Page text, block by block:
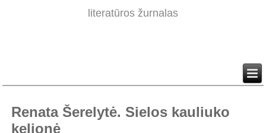
literatūros žurnalas
Renata Šerelytė. Sielos kauliuko
kelionė